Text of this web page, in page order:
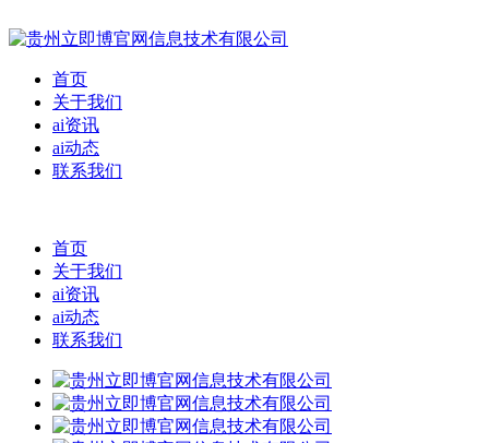
首页
关于我们
ai资讯
ai动态
联系我们
首页
关于我们
ai资讯
ai动态
联系我们